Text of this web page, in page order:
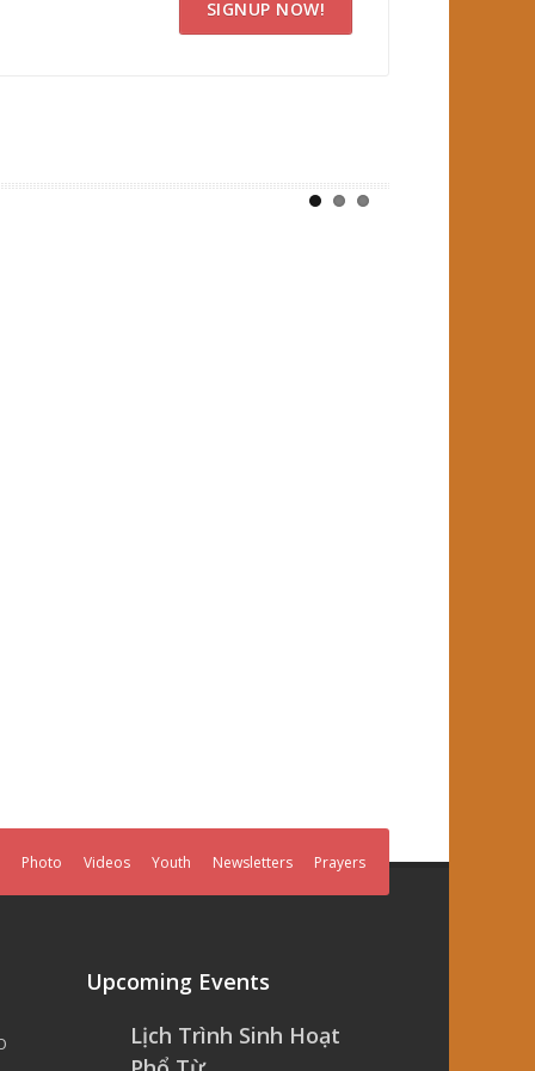
SIGNUP NOW!
Photo Videos Youth Newsletters Prayers
Upcoming Events
Lịch Trình Sinh Hoạt